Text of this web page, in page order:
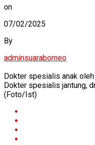
on
07/02/2025
By
adminsuaraborneo
Dokter spesialis anak oleh
Dokter spesialis jantung,
(Foto/Ist)